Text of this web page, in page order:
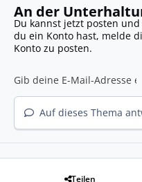
An der
Du kannst jetzt posten
du ein Konto hast, melde
Konto zu posten.
Auf dieses Thema
Teilen